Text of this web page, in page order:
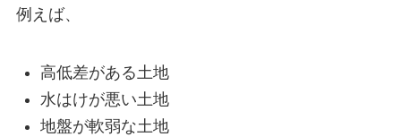
例えば、
高低差がある土地
水はけが悪い土地
地盤が軟弱な土地